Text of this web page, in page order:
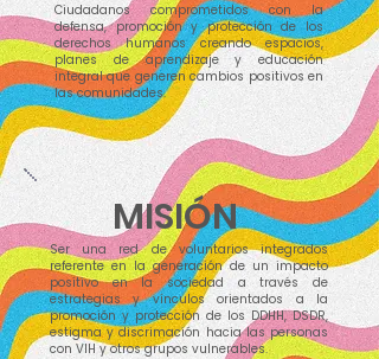
Ciudadanos comprometidos con la
defensa, promoción y protección de los
derechos humanos creando espacios,
planes de aprendizaje y educación
integral que generen cambios positivos en
las comunidades.
MISIÓN
Ser una red de voluntarios integrados
referente en la generación de un impacto
positivo en la sociedad a través de
estrategias y vínculos orientados a la
promoción y protección de los DDHH, DSDR,
estigma y discrimación hacia las personas
con VIH y otros grupos vulnerables.